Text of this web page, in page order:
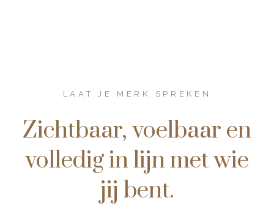
LAAT JE MERK SPREKEN
Zichtbaar, voelbaar en
volledig in lijn met wie
jij bent.